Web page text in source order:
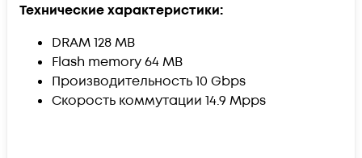
Технические характеристики:
DRAM 128 MB
Flash memory 64 MB
Производительность 10 Gbps
Скорость коммутации 14.9 Mpps